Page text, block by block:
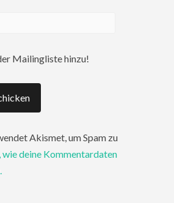
Mailingliste hinzu!
Akismet, um Spam zu
wie deine Kommentardaten